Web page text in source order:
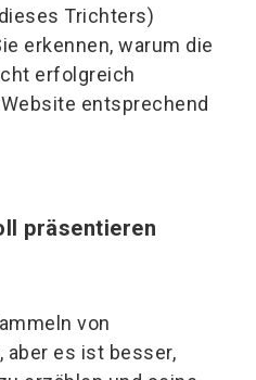
Trichters)
erkennen, warum die
erfolgreich
entsprechend
präsentieren
von
aber es ist besser,